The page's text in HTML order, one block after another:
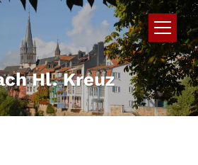
Hl. Kreuz